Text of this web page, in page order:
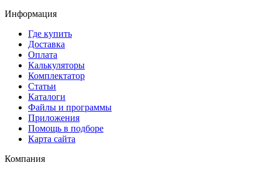
Информация
Где купить
Доставка
Оплата
Калькуляторы
Комплектатор
Статьи
Каталоги
Файлы и программы
Приложения
Помощь в подборе
Карта сайта
Компания